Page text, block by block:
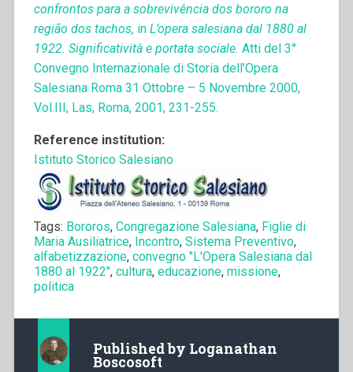
confrontos para a sobrevivência dos bororo na
região dos tachos, in L’opera salesiana dal 1880 al
1922. Significatività e portata sociale. Atti del 3°
Convegno Internazionale di Storia dell’Opera
Salesiana Roma 31 Ottobre – 5 Novembre 2000,
Vol.III, Las, Roma, 2001, 231-255.
Reference institution:
Istituto Storico Salesiano
Tags: Bororos, Congregazione Salesiana, Figlie di
Maria Ausiliatrice, Incontro, Sistema Preventivo,
alfabetizzazione, convegno "L'Opera Salesiana dal
1880 al 1922", cultura, educazione, missione,
politica
Published by Loganathan
Boscosoft